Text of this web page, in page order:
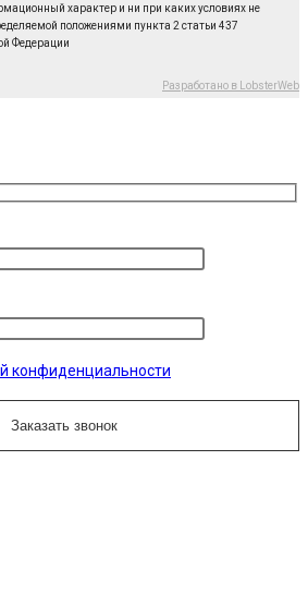
характер и ни при каких условиях не
положениями пункта 2 статьи 437
Федерации
Разработано в LobsterWeb
конфиденциальности